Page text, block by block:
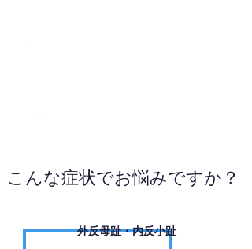
こんな症状でお悩みですか？
外反母趾・内反小趾